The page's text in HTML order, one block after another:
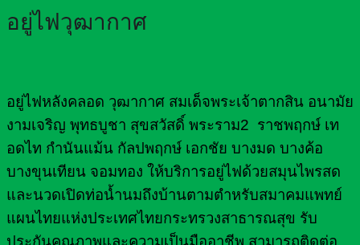
อยู่ไฟวุฒากาศ
อยู่ไฟหลังคลอด วุฒากาศ สมเด็จพระเจ้าตากสิน อนามัย
งามเจริญ พุทธบูชา สุขสวัสดิ์ พระราม2 ราชพฤกษ์ เท
อดไท กำนันแม้น กัลปพฤกษ์ เอกชัย บางมด บางค้อ
บางขุนเทียน จอมทอง ให้บริการอยู่ไฟด้วยสมุนไพรสด
และนวดเปิดท่อน้ำนมถึงบ้านตามตำหรับสมาคมแพทย์
แผนไทยแห่งประเทศไทยกระทรวงสาธารณสุข รับ
ประกันคุณภาพและความเป็นมืออาชีพ สามารถติดต่อ